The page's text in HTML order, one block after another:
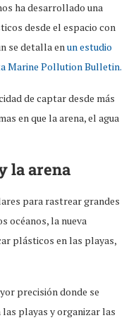
ha desarrollado una
desde el espacio con
se detalla enun estudio
Marine Pollution Bulletin.
de captar desde más
en que la arena, el agua
la arena
para rastrear grandes
océanos, la nueva
plásticos en las playas,
precisión donde se
playas y organizar las